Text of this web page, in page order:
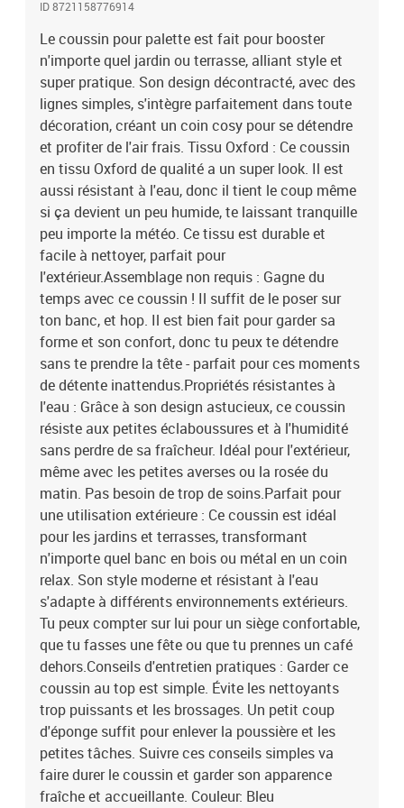
l'humidité sans perdre de sa fraîcheur. Idéal pour l'extérieur, même
avec les petites averses ou la rosée du matin. Pas besoin de trop
de soins.Parfait pour une utilisation extérieure : Ce coussin est
idéal pour les jardins et terrasses, transformant n'importe quel
banc en bois ou métal en un coin relax. Son style moderne et
résistant à l'eau s'adapte à différents environnements extérieurs.
Tu peux compter sur lui pour un siège confortable, que tu fasses
une fête ou que tu prennes un café dehors.Conseils d'entretien
pratiques : Garder ce coussin au top est simple. Évite les
nettoyants trop puissants et les brossages. Un petit coup d'éponge
suffit pour enlever la poussière et les petites tâches. Suivre ces
conseils simples va faire durer le coussin et garder son apparence
fraîche et accueillante. Couleur: Bleu royalMatériau: Tissu
oxfordDimensions globales: 140 x 40 x 8 cm (L x W x H)Poids: 1.8
kgIndoor / outdoor: Outdoor onlyContenant de la livraison:1 x
Coussin de palette d'extérieurNombre d'articles: 1EAN:
8721158776914SKU: 42001655Brand: vidaXL
ID 8721158776914
Le coussin pour palette est fait pour booster
n'importe quel jardin ou terrasse, alliant style et
super pratique. Son design décontracté, avec des
lignes simples, s'intègre parfaitement dans toute
décoration, créant un coin cosy pour se détendre
et profiter de l'air frais. Tissu Oxford : Ce coussin
en tissu Oxford de qualité a un super look. Il est
aussi résistant à l'eau, donc il tient le coup même
si ça devient un peu humide, te laissant tranquille
peu importe la météo. Ce tissu est durable et
facile à nettoyer, parfait pour
l'extérieur.Assemblage non requis : Gagne du
temps avec ce coussin ! Il suffit de le poser sur
ton banc, et hop. Il est bien fait pour garder sa
forme et son confort, donc tu peux te détendre
sans te prendre la tête - parfait pour ces moments
de détente inattendus.Propriétés résistantes à
l'eau : Grâce à son design astucieux, ce coussin
résiste aux petites éclaboussures et à l'humidité
sans perdre de sa fraîcheur. Idéal pour l'extérieur,
même avec les petites averses ou la rosée du
matin. Pas besoin de trop de soins.Parfait pour
une utilisation extérieure : Ce coussin est idéal
pour les jardins et terrasses, transformant
n'importe quel banc en bois ou métal en un coin
relax. Son style moderne et résistant à l'eau
s'adapte à différents environnements extérieurs.
Tu peux compter sur lui pour un siège confortable,
que tu fasses une fête ou que tu prennes un café
dehors.Conseils d'entretien pratiques : Garder ce
coussin au top est simple. Évite les nettoyants
trop puissants et les brossages. Un petit coup
d'éponge suffit pour enlever la poussière et les
petites tâches. Suivre ces conseils simples va
faire durer le coussin et garder son apparence
fraîche et accueillante. Couleur: Bleu